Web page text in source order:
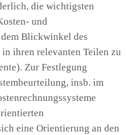
die wichtigsten
und
Blickwinkel des
ihren relevanten Teilen zu
Zur Festlegung
insb. im
eine Orientierung an den